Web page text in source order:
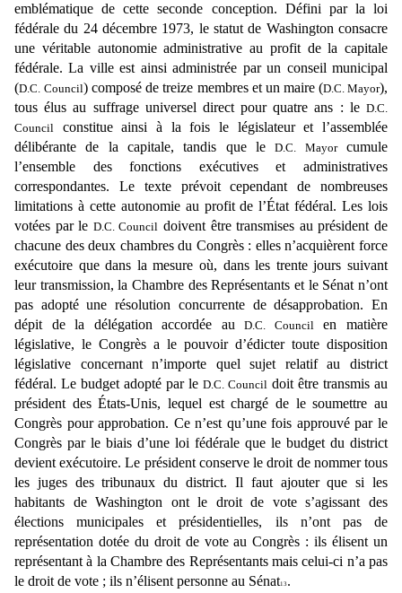
emblématique de cette seconde conception. Défini par la loi
fédérale du 24 décembre 1973, le statut de Washington consacre
une véritable autonomie administrative au profit de la capitale
fédérale. La ville est ainsi administrée par un conseil municipal
(D.C. Council) composé de treize membres et un maire (D.C. Mayor),
tous élus au suffrage universel direct pour quatre ans : leD.C.
Council constitue ainsi à la fois le législateur et l’assemblée
délibérante de la
capitale, tandis que leD.C. Mayorcumule
l’ensemble des fonctions exécutives et administratives
correspondantes. Le texte prévoit cependant de nombreuses
limitations à cette autonomie au profit de l’État fédéral. Les lois
votées par le D.C. Council doivent être transmises au président de
chacune des deux chambres du Congrès : elles n’acquièrent force
exécutoire que dans la mesure où, dans les trente jours suivant
leur transmission, la Chambre des Représentants et le Sénat n’ont
pas adopté une résolution concurrente de désapprobation. En
dépit de la délégation accordée auD.C. Council en
matière
législative, le Congrès a le pouvoir d’édicter toute disposition
législative concernant n’importe
quel sujet relatif au district
fédéral. Le budget adopté par le D.C. Council doit être transmis au
président des États-Unis, lequel est chargé de le soumettre au
Congrès pour approbation. Ce n’est qu’une fois approuvé par le
Congrès par le biais d’une loi fédérale que le budget du district
devient exécutoire. Le président conserve le droit de nommer tous
les juges des tribunaux du district. Il faut ajouter que si les
habitants de Washington ont le droit de vote s’agissant des
élections municipales et
présidentielles, ils n’ont pas de
représentation dotée du droit de vote au Congrès : ils élisent un
représentant à la Chambre des Représentants mais celui-ci n’a pas
le droit de vote ; ils n’élisent personne au Sénat13.